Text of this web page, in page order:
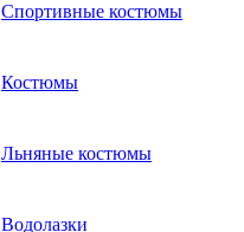
Спортивные костюмы
Костюмы
Льняные костюмы
Водолазки